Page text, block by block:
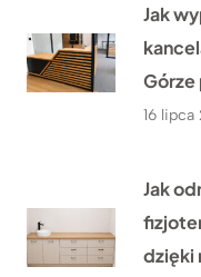
Jak
16 lipca
Jak
dzięki